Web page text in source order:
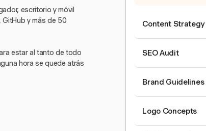
escritorio y móvil
GitHub y más de 50
estar al tanto de todo
hora se quede atrás
Content Strategy
SEO Audit
Brand Guidelines
Logo Concepts